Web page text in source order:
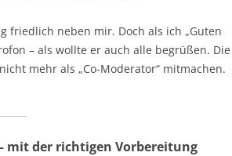
friedlich neben mir. Doch als ich „Guten
– als wollte er auch alle begrüßen. Die
mehr als „Co-Moderator“ mitmachen.
mit der richtigen Vorbereitung